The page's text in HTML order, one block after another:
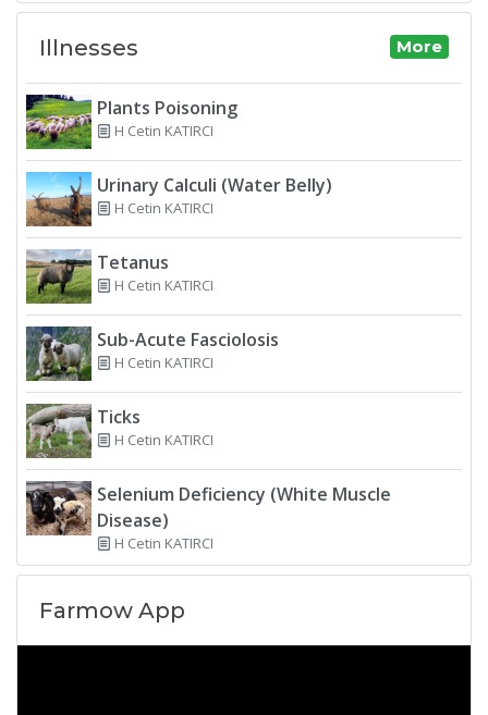
Illnesses More
Plants Poisoning
H Cetin KATIRCI
Urinary Calculi (Water Belly)
H Cetin KATIRCI
Tetanus
H Cetin KATIRCI
Sub-Acute Fasciolosis
H Cetin KATIRCI
Ticks
H Cetin KATIRCI
Selenium Deficiency (White Muscle
Disease)
H Cetin KATIRCI
Farmow App